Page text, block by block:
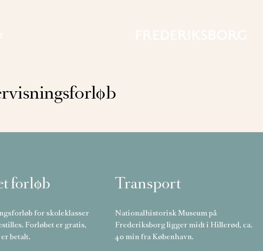
forløb
for skoleklasser
Forløbet er gratis,
betalt.
Transport
Nationalhistorisk Museum på
Frederiksborg ligger midt i Hillerød, ca.
40 min fra København.